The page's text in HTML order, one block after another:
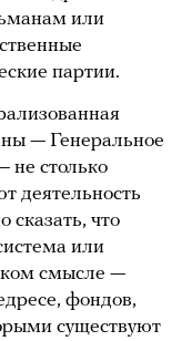
или
партии.
— Генеральное
не столько
деятельность
что
или
смысле —
фондов,
существуют